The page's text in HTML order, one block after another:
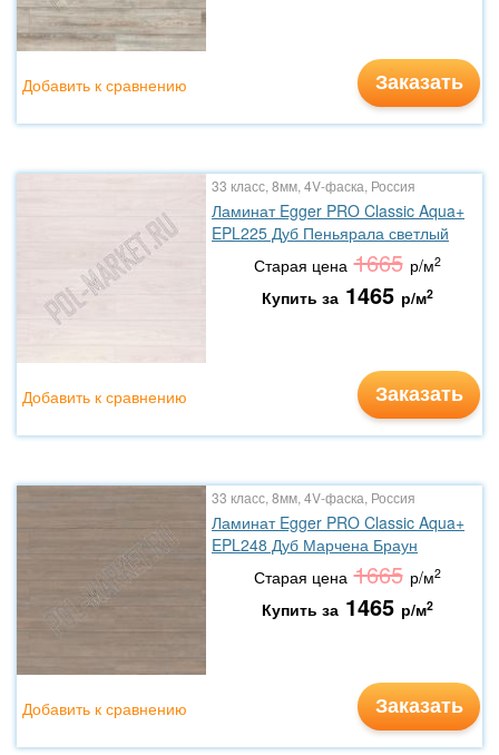
Заказать
Добавить к сравнению
33 класс, 8мм, 4V-фаска, Россия
Ламинат Egger PRO Classic Aqua+
EPL225 Дуб Пеньярала светлый
Старая цена 1665 р/м2
Купить за 1465 р/м2
Заказать
Добавить к сравнению
33 класс, 8мм, 4V-фаска, Россия
Ламинат Egger PRO Classic Aqua+
EPL248 Дуб Марчена Браун
Старая цена 1665 р/м2
Купить за 1465 р/м2
Заказать
Добавить к сравнению